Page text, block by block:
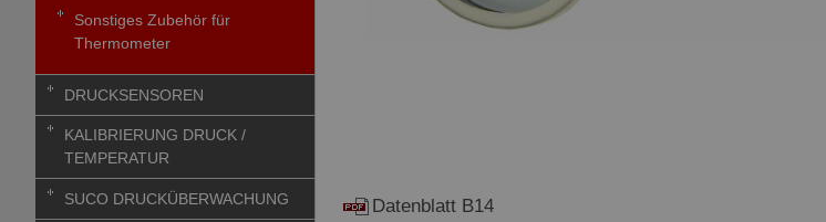
Sonstiges Zubehör für
Thermometer
DRUCKSENSOREN
KALIBRIERUNG DRUCK /
TEMPERATUR
SUCO DRUCKÜBERWACHUNG Datenblatt B14